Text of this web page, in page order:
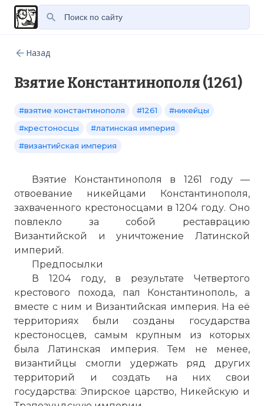
Назад
Взятие Константинополя (1261)
#взятие константинополя #1261
#никейцы
#крестоносцы
#латинская империя
#византийская империя
Взятие Константинополя в 1261 году —
отвоевание никейцами Константинополя,
захваченного крестоносцами в 1204 году. Оно
повлекло за собой реставрацию
Византийской и уничтожение Латинской
империй.
Предпосылки
В 1204 году, в результате Четвертого
крестового похода, пал Константинополь, а
вместе с ним и Византийская империя. На её
территориях были созданы государства
крестоносцев, самым крупным из которых
была Латинская империя. Тем не менее,
византийцы смогли удержать ряд других
территорий и создать на них свои
государства: Эпирское царство, Никейскую и